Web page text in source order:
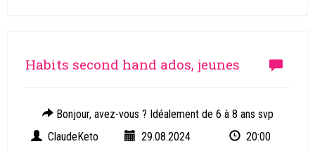
Habits second hand ados, jeunes
Bonjour, avez-vous ? Idéalement de 6 à 8 ans svp
ClaudeKeto
29.08.2024 20:00